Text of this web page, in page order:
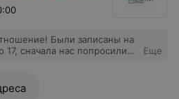
Были записаны на
сначала нас попросили
на это время был
не приняли, по телефону
на эту среду! Самое
Еще